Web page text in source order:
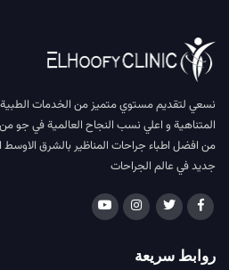
نسعي لتقديم مستوي متميز من الخدمات الطبية
المتناهية و اعلي نسب النجاح العالمية في جو
من افضل اطباء جراحات المناظير بالشرق
جديد في عالم الجراحات
روابط سريعة